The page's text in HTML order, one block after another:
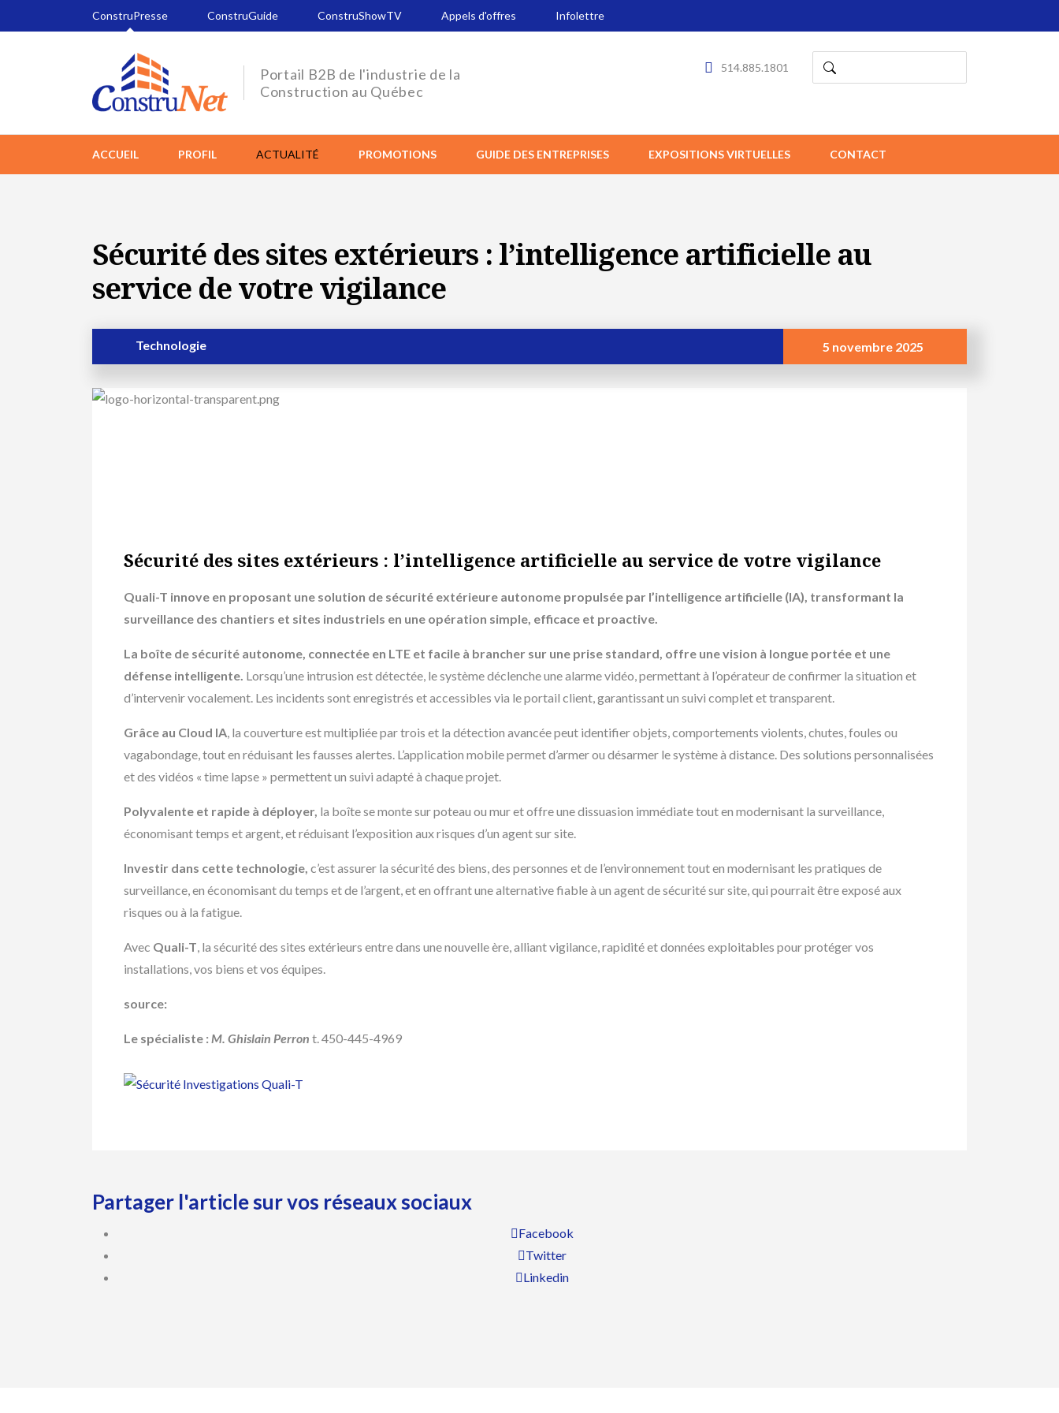
ConstruPresse ConstruGuide ConstruShowTV Appels d'offres Infolettre
Portail B2B de l'industrie de la
Construction au Québec
514.885.1801
ACCUEIL PROFIL ACTUALITÉ PROMOTIONS GUIDE DES ENTREPRISES EXPOSITIONS VIRTUELLES CONTACT
Sécurité des sites extérieurs : l’intelligence artificielle au
service de votre vigilance
Technologie 5 novembre 2025
Sécurité des sites extérieurs : l’intelligence artificielle au service de votre vigilance
Quali-T innove en proposant une solution de sécurité extérieure autonome propulsée par l’intelligence artificielle (IA), transformant la
surveillance des chantiers et sites industriels en une opération simple, efficace et proactive.
La boîte de sécurité autonome, connectée en LTE et facile à brancher sur une prise standard, offre une vision à longue portée et une
défense intelligente. Lorsqu’une intrusion est détectée, le système déclenche une alarme vidéo, permettant à l’opérateur de confirmer la situation et
d’intervenir vocalement. Les incidents sont enregistrés et accessibles via le portail client, garantissant un suivi complet et transparent.
Grâce au Cloud IA, la couverture est multipliée par trois et la détection avancée peut identifier objets, comportements violents, chutes, foules ou
vagabondage, tout en réduisant les fausses alertes. L’application mobile permet d’armer ou désarmer le système à distance. Des solutions personnalisées
et des vidéos « time lapse » permettent un suivi adapté à chaque projet.
Polyvalente et rapide à déployer, la boîte se monte sur poteau ou mur et offre une dissuasion immédiate tout en modernisant la surveillance,
économisant temps et argent, et réduisant l’exposition aux risques d’un agent sur site.
Investir dans cette technologie, c’est assurer la sécurité des biens, des personnes et de l’environnement tout en modernisant les pratiques de
surveillance, en économisant du temps et de l’argent, et en offrant une alternative fiable à un agent de sécurité sur site, qui pourrait être exposé aux
risques ou à la fatigue.
Avec Quali-T, la sécurité des sites extérieurs entre dans une nouvelle ère, alliant vigilance, rapidité et données exploitables pour protéger vos
installations, vos biens et vos équipes.
source:
Le spécialiste : M. Ghislain Perron t. 450-445-4969
Partager l'article sur vos réseaux sociaux
Facebook
Twitter
Linkedin